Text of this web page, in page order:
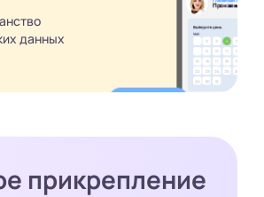
данных
прикрепление